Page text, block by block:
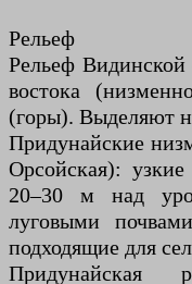
Рельеф
Рельеф Видинской
востока
(горы). Выделяют
Придунайские
Орсойская):
20–30 м над
луговыми
подходящие для
Придунайская